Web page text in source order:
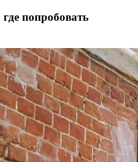
попробовать